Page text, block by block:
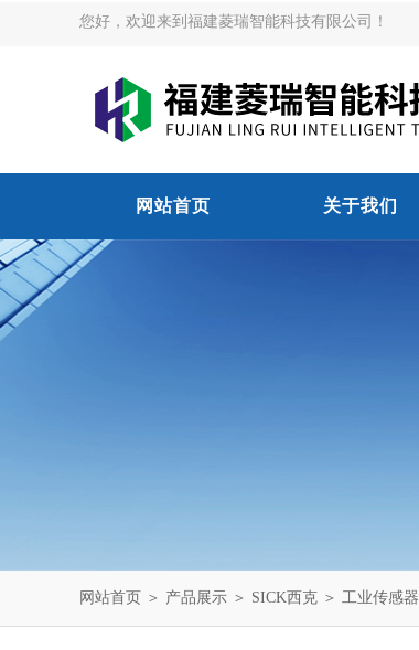
您好，欢迎来到福建菱瑞智能科技有限公司！
网站首页 关于我们
网站首页 ＞ 产品展示 ＞ SICK西克 ＞ 工业传感器